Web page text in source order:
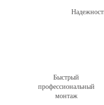
Быстрый
профессиональный
монтаж